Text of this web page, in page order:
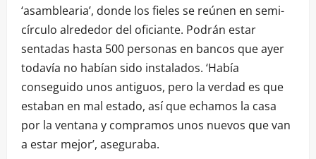
‘asamblearia’, donde los fieles se reúnen en semi-
círculo alrededor del oficiante. Podrán estar
sentadas hasta 500 personas en bancos que ayer
todavía no habían sido instalados. ‘Había
conseguido unos antiguos, pero la verdad es que
estaban en mal estado, así que echamos la casa
por la ventana y compramos unos nuevos que van
a estar mejor’, aseguraba.